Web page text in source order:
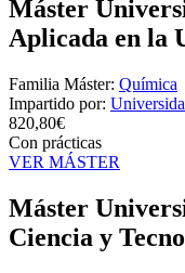
Máster
Aplicada en la
Familia Máster: Química
Impartido por:
820,80€
Con prácticas
VER MÁSTER
Máster
Ciencia y